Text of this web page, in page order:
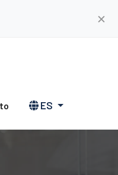
✕
ES